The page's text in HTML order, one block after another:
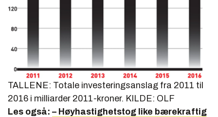
TALLENE: Totale investeringsanslag fra 2011 til
2016 i milliarder 2011-kroner. KILDE: OLF
Les også: – Høyhastighetstog like bærekraftig